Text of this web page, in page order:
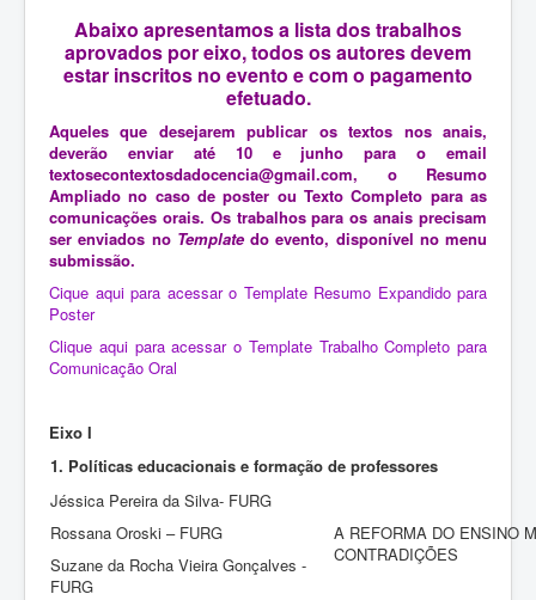
Abaixo apresentamos a lista dos trabalhos
aprovados por eixo, todos os autores devem
estar inscritos no evento e com o pagamento
efetuado.
Aqueles que desejarem publicar os textos nos anais,
deverão enviar até 10 e junho para o email
textosecontextosdadocencia@gmail.com, o Resumo
Ampliado no caso de poster ou Texto Completo para as
comunicações orais. Os trabalhos para os anais precisam
ser enviados no Templatedo evento, disponível no menu
submissão.
Cique aqui para acessar o Template Resumo Expandido para
Poster
Clique aqui para acessar o Template Trabalho Completo para
Comunicação Oral
Eixo I
1. Políticas educacionais e formação de professores
Jéssica Pereira da Silva- FURG
Rossana Oroski – FURG
Suzane da Rocha Vieira Gonçalves -
FURG
A REFORMA DO ENSINO
CONTRADIÇÕES